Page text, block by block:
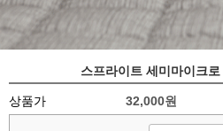
스프라이트 세미마이크
상품가 32,000원